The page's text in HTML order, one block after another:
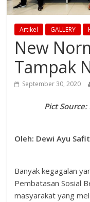
Artikel GALLERY
New
Tampak
September 30, 2020
Pict
Oleh: Dewi Ayu
Banyak kegagalan
Pembatasan Sosial
masyarakat yang